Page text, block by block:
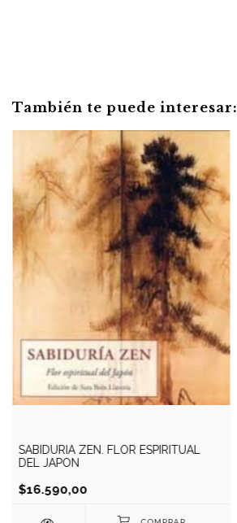
También te puede interesar:
SABIDURIA ZEN. FLOR ESPIRITUAL
DEL JAPON
$16.590,00